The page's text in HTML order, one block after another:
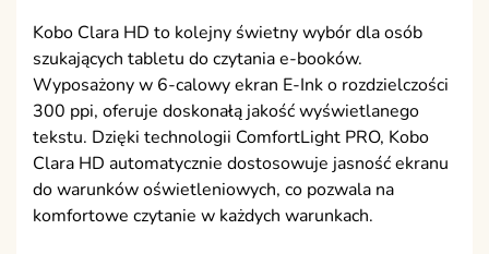
Kobo Clara HD to kolejny świetny wybór dla osób
szukających tabletu do czytania e-booków.
Wyposażony w 6-calowy ekran E-Ink o rozdzielczości
300 ppi, oferuje doskonałą jakość wyświetlanego
tekstu. Dzięki technologii ComfortLight PRO, Kobo
Clara HD automatycznie dostosowuje jasność ekranu
do warunków oświetleniowych, co pozwala na
komfortowe czytanie w każdych warunkach.